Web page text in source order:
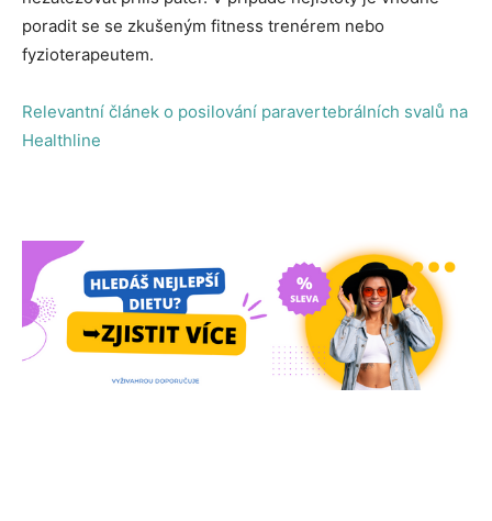
poradit se se zkušeným fitness trenérem nebo
fyzioterapeutem.
Relevantní článek o posilování paravertebrálních svalů na
Healthline